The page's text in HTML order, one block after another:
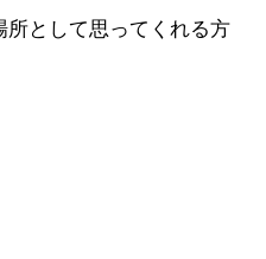
として思ってくれる方